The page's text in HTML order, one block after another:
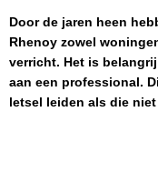
Door de jaren heen
Rhenoy zowel
verricht. Het is
aan een professional.
letsel leiden als die